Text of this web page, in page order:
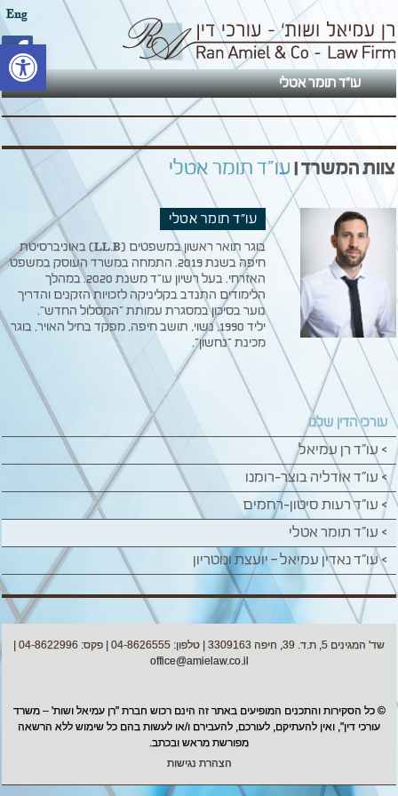
פתח
עו"ד תומר אטלי
Eng
צוות המשרד |עו"ד תומר אטלי
עו"ד תומר אטלי
בוגר תואר ראשון במשפטים (LL.B) באוניברסיטת
חיפה בשנת 2019. התמחה במשרד העוסק במשפט
האזרחי. בעל רשיון עו"ד משנת 2020. במהלך
הלימודים התנדב בקליניקה לזכויות הזקנים והדריך
נוער בסיכון במסגרת עמותת "המסלול החדש".
יליד 1990, נשוי, תושב חיפה, מפקד בחיל האויר, בוגר
מכינת "נחשון".
עורכי הדין שלנו
> עו"ד רן עמיאל
> עו"ד אודליה בוצר-רומנו
> עו"ד רעות סיטון-רחמים
> עו"ד תומר אטלי
> עו"ד נאדין עמיאל – יועצת ונוטריון
שד' המגינים 5, ת.ד. 39, חיפה 3309163 | טלפון: 04-8626555 | פקס: 04-8622996 |
office@amielaw.co.il
© כל הסקירות והתכנים המופיעים באתר זה הינם רכוש חברת "רן עמיאל ושות' – משרד
עורכי דין", ואין להעתיקם, לעורכם, להעבירם ו/או לעשות בהם כל שימוש ללא הרשאה
מפורשת מראש ובכתב.
הצהרת נגישות